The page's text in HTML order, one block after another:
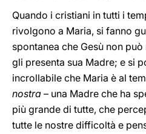
Quando i cristiani in tutti i
rivolgono a Maria, si fanno
spontanea che Gesù non
gli presenta sua Madre; e si
incrollabile che Maria è al
nostra – una Madre che ha
più grande di tutte, che
tutte le nostre difficoltà e